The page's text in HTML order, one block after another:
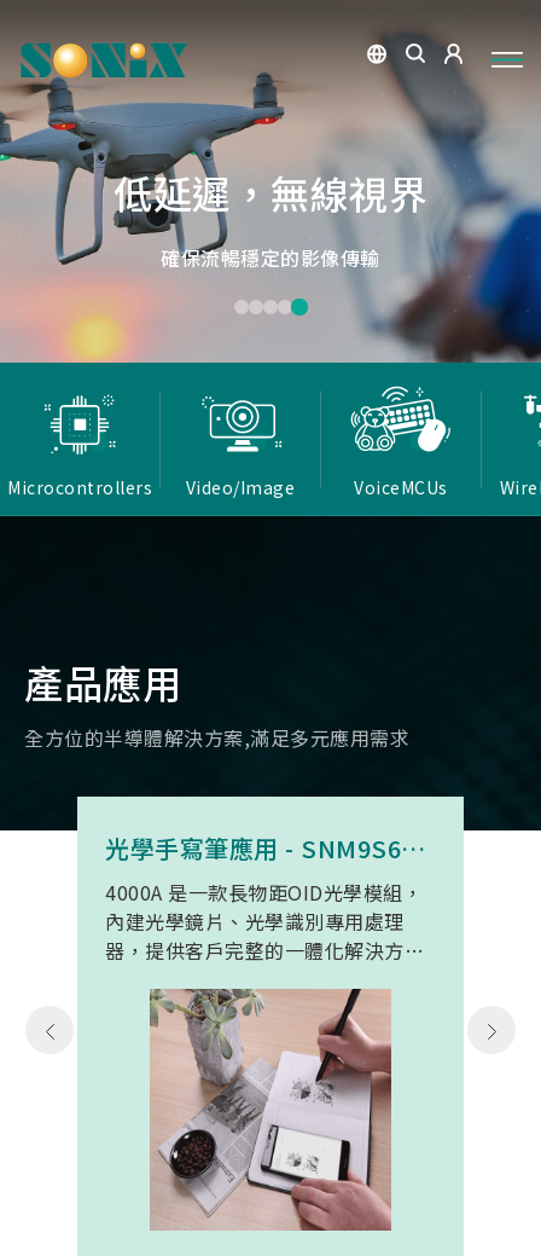
微小核心，巨大力量
松翰MCU：極致效能，智慧應用無所不在
低延遲戰場
Report Rate 性能之巔，松翰電競，掌控每一秒
捕捉每個清晰瞬間
高畫質ISP技術，支援HDR/3D降噪，提供卓越影像處理
能力
點讀魔法，數位學習新體驗
OID光學辨識技術，紙本內容瞬間數位化，開啟互動新篇
章
低延遲，無線視界
確保流暢穩定的影像傳輸
Microcontrollers Video/Image VoiceMCUs
產品應用
全方位的半導體解決方案,滿足多元應用需求
光學手寫筆應用 - SNM9S6100BC4000A
4000A 是一款長物距OID光學模組，
內建光學鏡片、光學識別專用處理
器，提供客戶完整的一體化解決方
置開發。模組在保持小型化的同時，
延伸了可用物距範圍，使其能在離紙
面更遠的位置仍精確讀取碼點，同時
內建的高幀率SoC，能確保書寫筆跡
的連續與準確。 透過4000A模組能有
效縮短客戶開發週期，並確保在小型
裝置中仍維持高精度與穩定度，讓產
品能夠以最自然的方式，將紙本與數
位內容緊密連結。